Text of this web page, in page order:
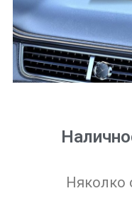
Няколко